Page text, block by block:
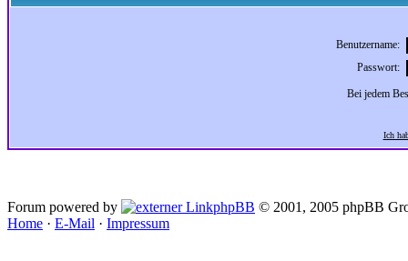
Benutzername:
Passwort:
Bei jedem
Ich
Forum powered by phpBB © 2001, 2005 phpBB
Home · E-Mail · Impressum